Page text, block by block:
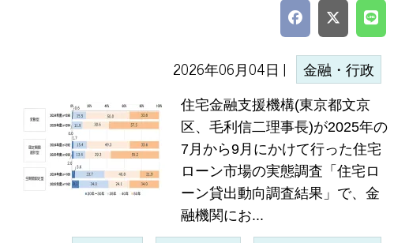
2026年06月04日 | 金融・行政
住宅金融支援機構(東京都文京
区、毛利信二理事長)が2025年の
7月から9月にかけて行った住宅
ローン市場の実態調査「住宅ロ
ーン貸出動向調査結果」で、金
融機関にお...